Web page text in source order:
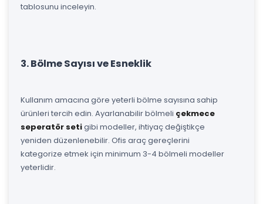
tablosunu inceleyin.
3. Bölme Sayısı ve Esneklik
Kullanım amacına göre yeterli bölme sayısına sahip
ürünleri tercih edin. Ayarlanabilir bölmeli çekmece
seperatör setigibi modeller, ihtiyaç değiştikçe
yeniden düzenlenebilir. Ofis araç gereçlerini
kategorize etmek için minimum 3-4 bölmeli modeller
yeterlidir.